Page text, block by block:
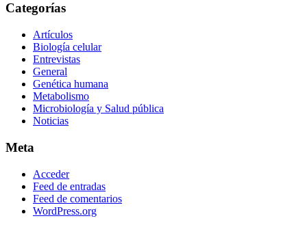
Categorías
Artículos
Biología celular
Entrevistas
General
Genética humana
Metabolismo
Microbiología y Salud pública
Noticias
Meta
Acceder
Feed de entradas
Feed de comentarios
WordPress.org